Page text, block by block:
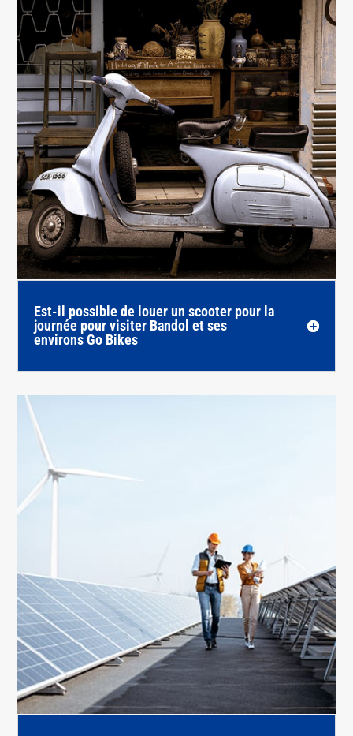
Est-il possible de louer un scooter pour la
journée pour visiter Bandol et ses
environs Go Bikes